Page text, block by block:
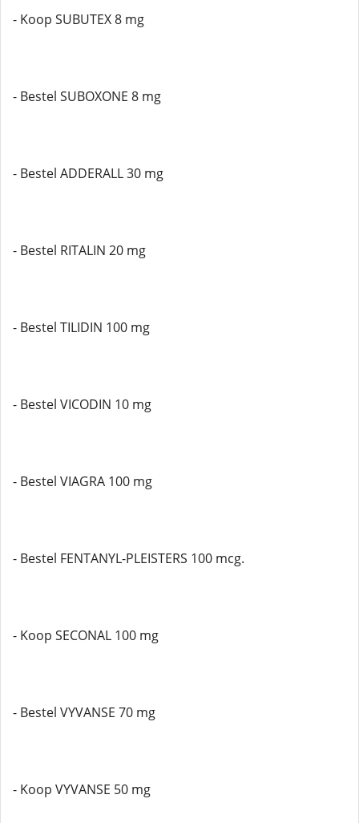
- Koop SUBUTEX 8 mg
- Bestel SUBOXONE 8 mg
- Bestel ADDERALL 30 mg
- Bestel RITALIN 20 mg
- Bestel TILIDIN 100 mg
- Bestel VICODIN 10 mg
- Bestel VIAGRA 100 mg
- Bestel FENTANYL-PLEISTERS 100 mcg.
- Koop SECONAL 100 mg
- Bestel VYVANSE 70 mg
- Koop VYVANSE 50 mg